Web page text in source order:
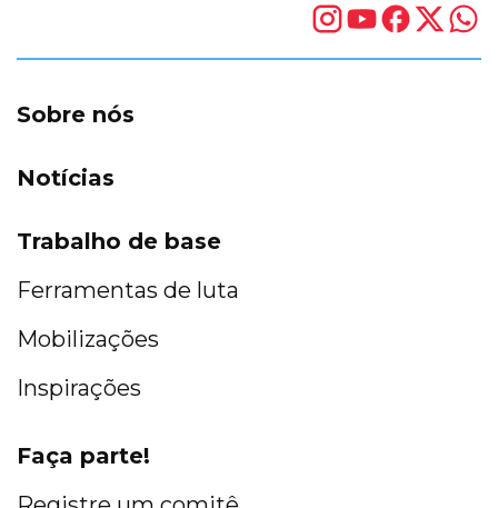
Sobre nós
Notícias
Trabalho de base
Ferramentas de luta
Mobilizações
Inspirações
Faça parte!